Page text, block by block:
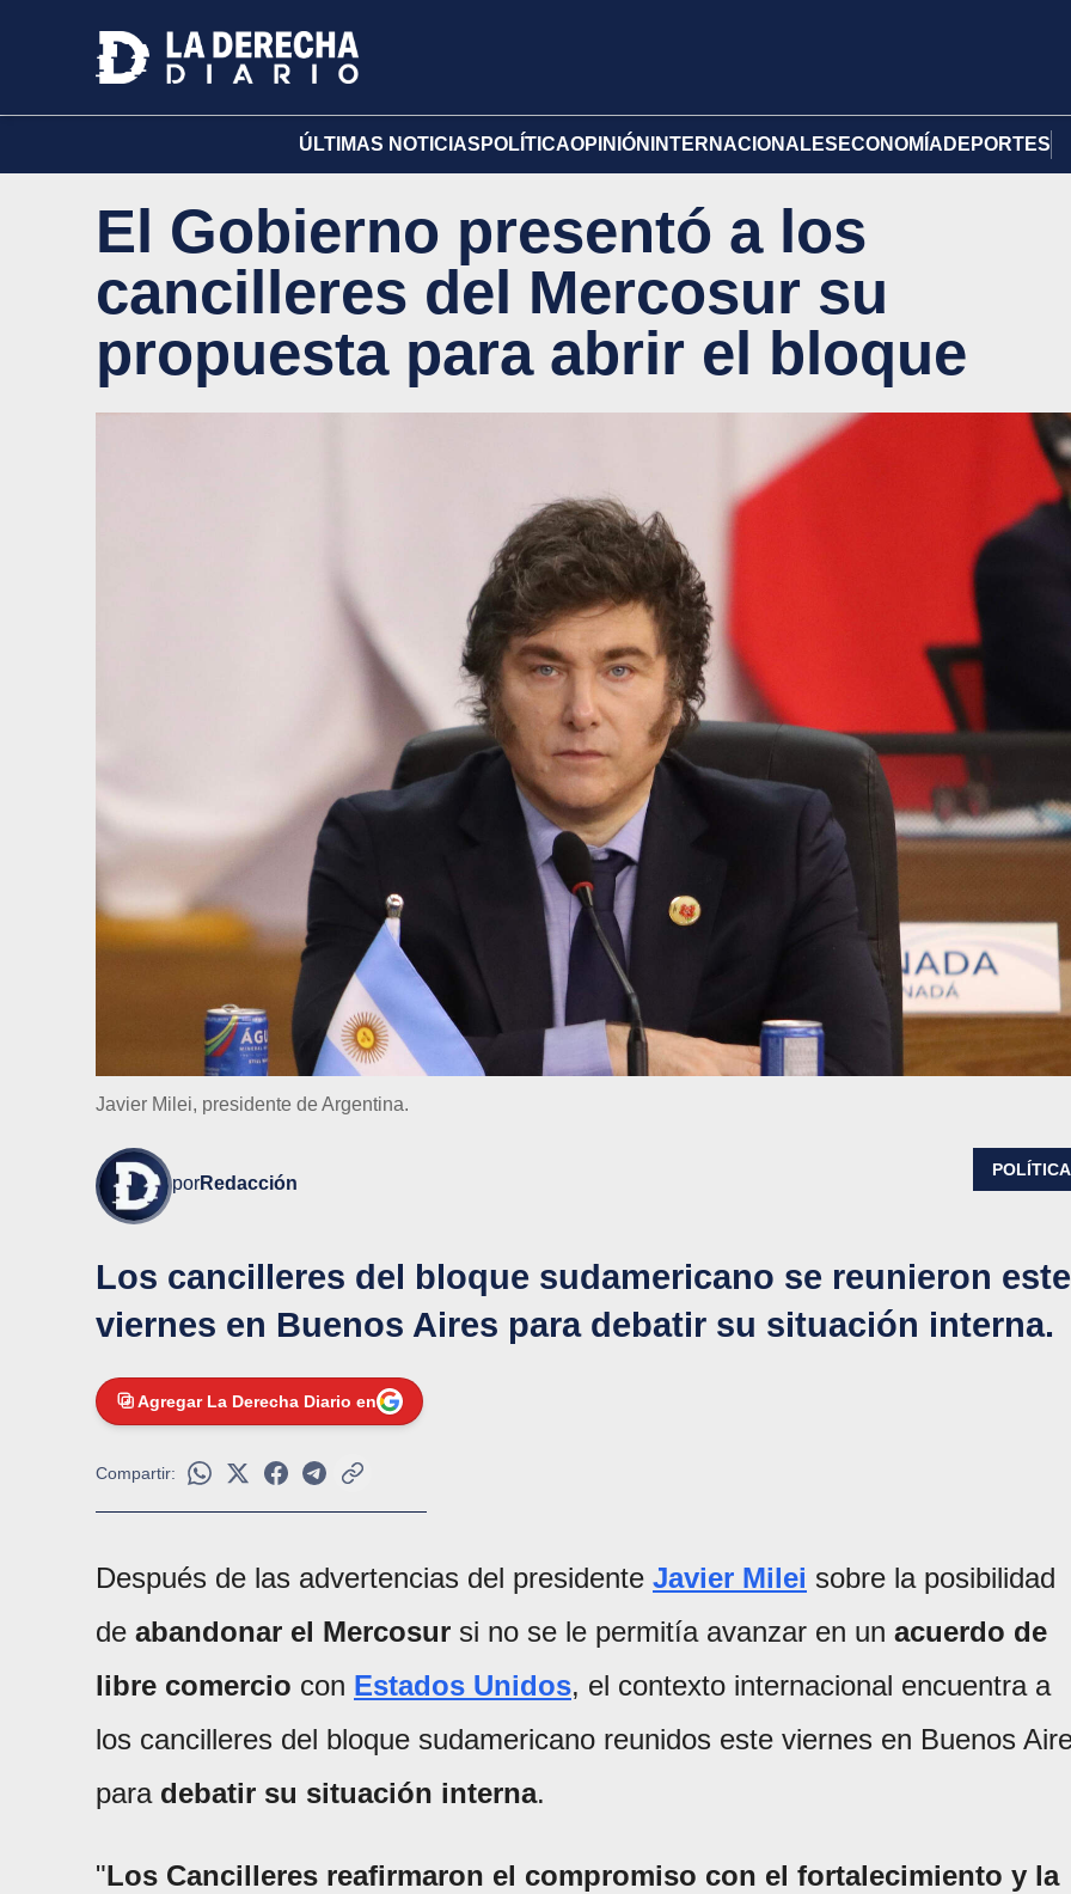
ÚLTIMAS NOTICIAS POLÍTICAOPINIÓN INTERNACIONALES ECONOMÍA DEPORTES
El Gobierno presentó a los
cancilleres del Mercosur su
propuesta para abrir el bloque
Javier Milei, presidente de Argentina.
porRedacción
POLÍTICA
Los cancilleres del bloque sudamericano se reunieron este
viernes en Buenos Aires para debatir su situación interna.
Agregar La Derecha Diario en
Compartir:
Después de las advertencias del presidente Javier Milei sobre la posibilidad
de abandonar el Mercosur si no se le permitía avanzar en un acuerdo de
libre comercio con Estados Unidos, el contexto internacional encuentra a
los cancilleres del bloque sudamericano reunidos este viernes en Buenos
para debatir su situación interna.
"Los Cancilleres reafirmaron el compromiso con el fortalecimiento y la